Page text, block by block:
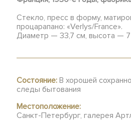
Стекло, пресс в форму,
процарапано: «Verlys/France».
Диаметр — 33,7 см, высота — 7
Состояние: В хорошей
следы бытования
Местоположение:
Санкт-Петербург, галерея